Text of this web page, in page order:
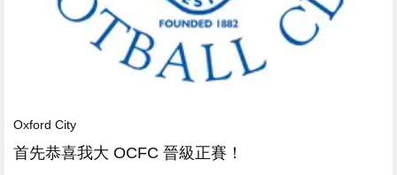
Oxford City
首先恭喜我大 OCFC 晉級正賽 ！